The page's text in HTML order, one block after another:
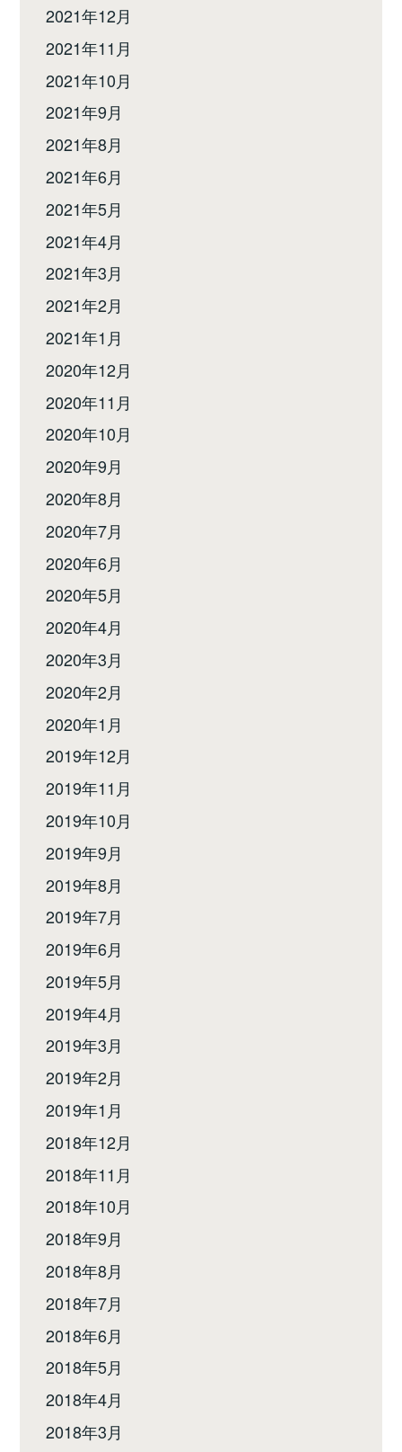
2021年12月
2021年11月
2021年10月
2021年9月
2021年8月
2021年6月
2021年5月
2021年4月
2021年3月
2021年2月
2021年1月
2020年12月
2020年11月
2020年10月
2020年9月
2020年8月
2020年7月
2020年6月
2020年5月
2020年4月
2020年3月
2020年2月
2020年1月
2019年12月
2019年11月
2019年10月
2019年9月
2019年8月
2019年7月
2019年6月
2019年5月
2019年4月
2019年3月
2019年2月
2019年1月
2018年12月
2018年11月
2018年10月
2018年9月
2018年8月
2018年7月
2018年6月
2018年5月
2018年4月
2018年3月